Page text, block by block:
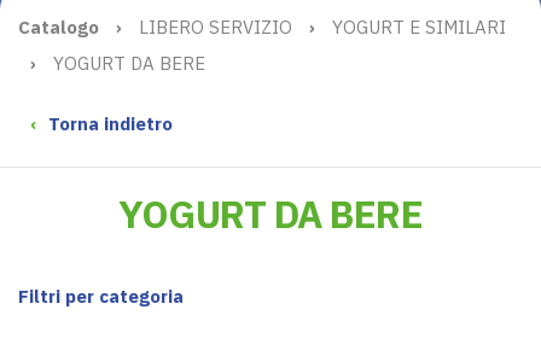
Catalogo › LIBERO SERVIZIO ›
YOGURT E SIMILARI
›
YOGURT DA BERE
‹ Torna indietro
YOGURT DA BERE
Filtri per categoria